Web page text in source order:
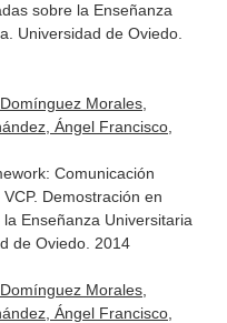
sobre la Enseñanza
Universidad de Oviedo.
Morales,
Ángel Francisco,
Comunicación
Demostración en
Enseñanza Universitaria
de Oviedo. 2014
Morales,
Ángel Francisco,